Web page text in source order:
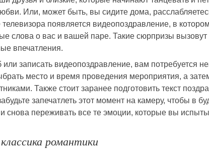
Или, может быть, вы сидите дома,
телевизора появляется видеопоздравление, в
слова о вас и вашей паре. Такие сюрпризы
впечатления.
записать видеопоздравление, вам потребуется
место и время проведения мероприятия, а
Также стоит заранее подготовить текст
запечатлеть этот момент на камеру, чтобы в
снова переживать все те эмоции, которые вы
романтики